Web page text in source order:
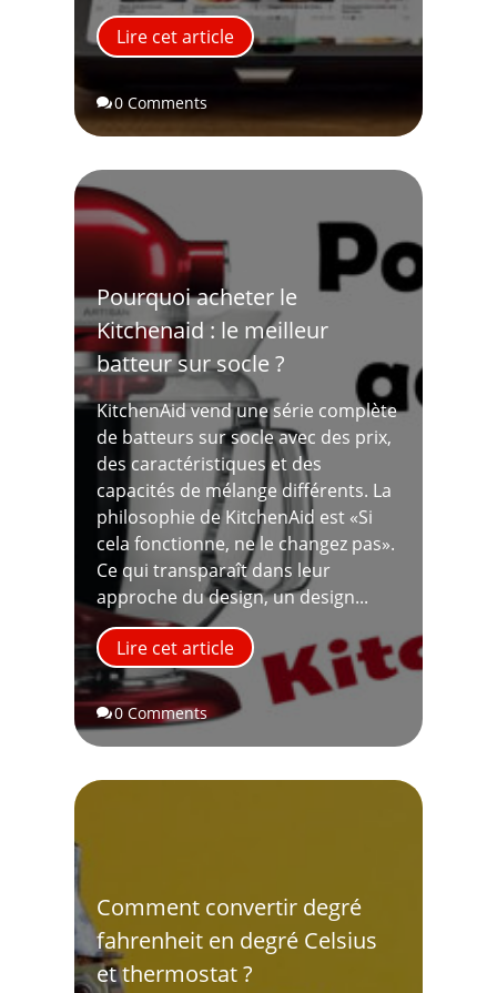
Lire cet article
0 Comments
Pourquoi acheter le
Kitchenaid : le meilleur
batteur sur socle ?
KitchenAid vend une série complète
de batteurs sur socle avec des prix,
des caractéristiques et des
capacités de mélange différents. La
philosophie de KitchenAid est «Si
cela fonctionne, ne le changez pas».
Ce qui transparaît dans leur
approche du design, un design...
Lire cet article
0 Comments
Comment convertir degré
fahrenheit en degré Celsius
et thermostat ?